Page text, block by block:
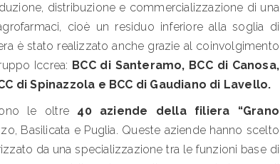
distribuzione e commercializzazione di una
cioè un residuo inferiore alla soglia di
è stato realizzato anche grazie al coinvolgimento
Iccrea: BCC di Santeramo, BCC di Canosa,
di Spinazzola e BCC di Gaudiano di Lavello.
le oltre 40 aziende della filiera “Grano
Basilicata e Puglia. Queste aziende hanno scelto
da una specializzazione tra le funzioni base di